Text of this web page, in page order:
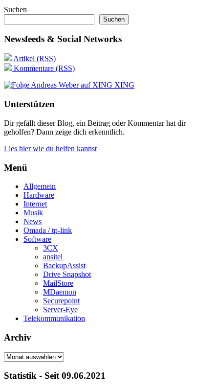
Suchen
Suchen
Newsfeeds & Social Networks
Artikel (RSS)
Kommentare (RSS)
XING
Unterstützen
Dir gefällt dieser Blog, ein Beitrag oder Kommentar hat dir
geholfen? Dann zeige dich erkenntlich.
Lies hier wie du helfen kannst
Menü
Allgemein
Hardware
Internet
Musik
News
Omada / tp-link
Software
3CX
ansitel
BackupAssist
Drive Snapshot
MailStore
MDaemon
Securepoint
Server-Eye
Telekommunikation
Archiv
Archiv
Statistik - Seit 09.06.2021